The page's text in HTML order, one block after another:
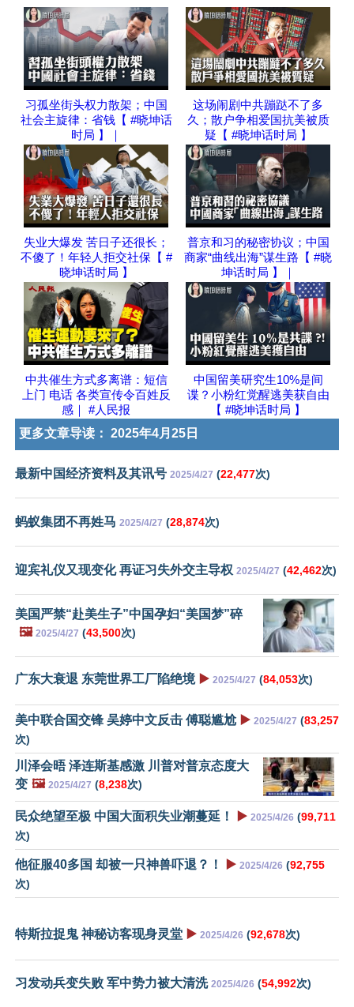
习孤坐街头权力散架；中国
社会主旋律：省钱【 #晓坤话
时局 】｜
这场闹剧中共蹦跶不了多
久；散户争相爱国抗美被质
疑【 #晓坤话时局 】
失业大爆发 苦日子还很长；
不傻了！年轻人拒交社保【 #
晓坤话时局 】
普京和习的秘密协议；中国
商家“曲线出海”谋生路【 #晓
坤话时局 】｜
中共催生方式多离谱：短信
上门 电话 各类宣传令百姓反
感｜ #人民报
中国留美研究生10%是间
谍？小粉红觉醒逃美获自由
【 #晓坤话时局 】
更多文章导读： 2025年4月25日
最新中国经济资料及其讯号 2025/4/27 (22,477次)
蚂蚁集团不再姓马 2025/4/27 (28,874次)
迎宾礼仪又现变化 再证习失外交主导权 2025/4/27 (42,462次)
美国严禁“赴美生子”中国孕妇“美国梦”碎
🖼️ 2025/4/27 (43,500次)
广东大衰退 东莞世界工厂陷绝境 ▶️ 2025/4/27 (84,053次)
美中联合国交锋 吴婷中文反击 傅聪尴尬 ▶️ 2025/4/27 (83,257
次)
川泽会晤 泽连斯基感激 川普对普京态度大
变 🖼️ 2025/4/27 (8,238次)
民众绝望至极 中国大面积失业潮蔓延！ ▶️ 2025/4/26 (99,711
次)
他征服40多国 却被一只神兽吓退？！ ▶️ 2025/4/26 (92,755
次)
特斯拉捉鬼 神秘访客现身灵堂 ▶️ 2025/4/26 (92,678次)
习发动兵变失败 军中势力被大清洗 2025/4/26 (54,992次)